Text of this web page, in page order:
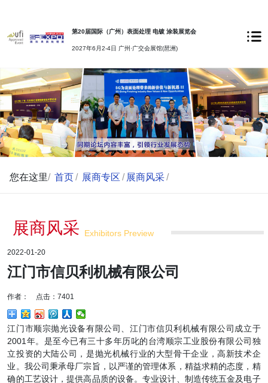
第20届国际（广州）表面处理 电镀 涂装展览会
2027年6月2-4日 广州·广交会展馆(琶洲)
您在这里/ 首页 / 展商专区 / 展商风采 /
展商风采 Exhibitors Preview
2022-01-20
江门市信贝利机械有限公司
作者： 点击：7401
江门市顺宗抛光设备有限公司、江门市信贝利机械有限公司成立于
2001年。是至今已有三十多年历叱的台湾顺宗工业股份有限公司独
立投资的大陆公司，是抛光机械行业的大型骨干企业，高新技术企
业。我公司秉承母厂宗旨，以严谨的管理体系，精益求精的态度，精
确的工艺设计，提供高品质的设备。专业设计、制造传统五金及电子